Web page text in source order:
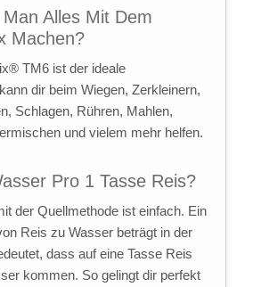
Alles Mit Dem
Machen?
TM6 ist der ideale
dir beim Wiegen, Zerkleinern,
Schlagen, Rühren, Mahlen,
und vielem mehr helfen.
Pro 1 Tasse Reis?
der Quellmethode ist einfach. Ein
Reis zu Wasser beträgt in der
dass auf eine Tasse Reis
kommen. So gelingt dir perfekt